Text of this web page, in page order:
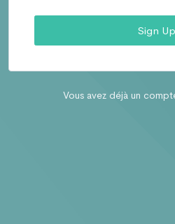
Sign Up
Vous avez déjà un